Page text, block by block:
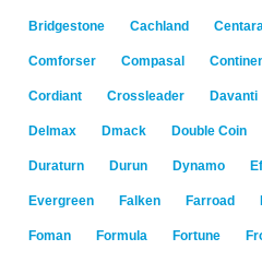
Bridgestone Cachland
Comforser Compasal
Cordiant Crossleader Davanti
Delmax Dmack Double Coin
Duraturn Durun Dynamo
Evergreen Falken Farroad
Foman Formula Fortune